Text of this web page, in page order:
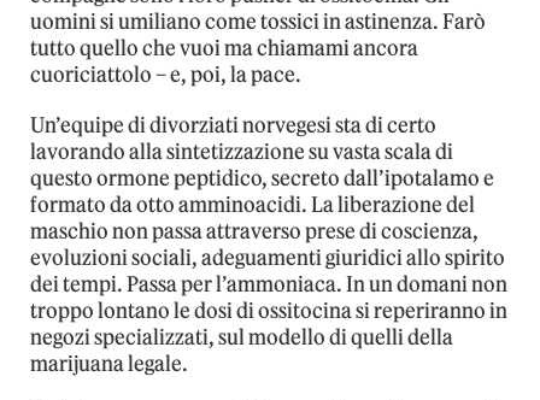
uomini si umiliano come tossici in astinenza. Farò
tutto quello che vuoi ma chiamami ancora
cuoriciattolo – e, poi, la pace.
Un’equipe di divorziati norvegesi sta di certo
lavorando alla sintetizzazione su vasta scala di
questo ormone peptidico, secreto dall’ipotalamo e
formato da otto amminoacidi. La liberazione del
maschio non passa attraverso prese di coscienza,
evoluzioni sociali, adeguamenti giuridici allo spirito
dei tempi. Passa per l’ammoniaca. In un domani non
troppo lontano le dosi di ossitocina si reperiranno in
negozi specializzati, sul modello di quelli della
marijuana legale.